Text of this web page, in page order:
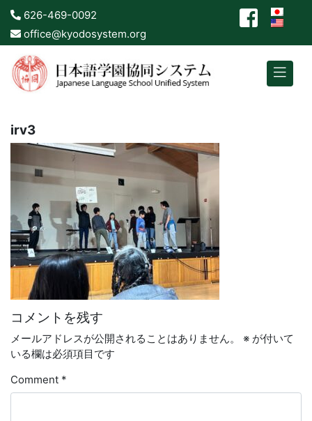
626-469-0092
office@kyodosystem.org
irv3
コメントを残す
メールアドレスが公開されることはありません。 ※ が付いて
いる欄は必須項目です
Comment *